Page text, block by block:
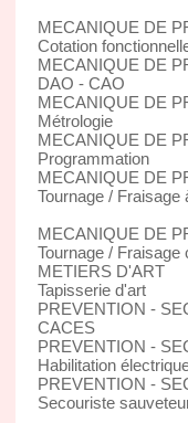
MECANIQUE DE
Cotation
MECANIQUE DE
DAO - CAO
MECANIQUE DE
Métrologie
MECANIQUE DE
Programmation
MECANIQUE DE
Tournage /
MECANIQUE DE
Tournage / Fraisage
METIERS D'ART
Tapisserie d'art
PREVENTION -
CACES
PREVENTION -
Habilitation
PREVENTION -
Secouriste